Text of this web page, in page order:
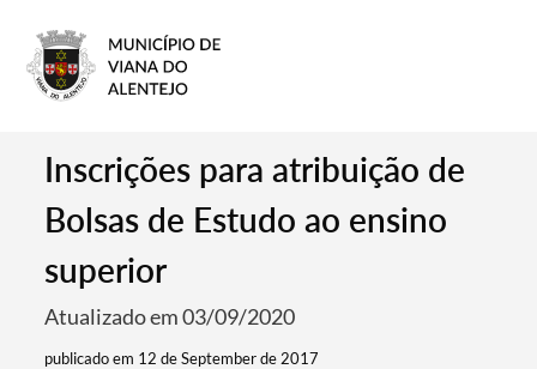
Inscrições para atribuição de
Bolsas de Estudo ao ensino
superior
Atualizado em 03/09/2020
publicado em 12 de September de 2017